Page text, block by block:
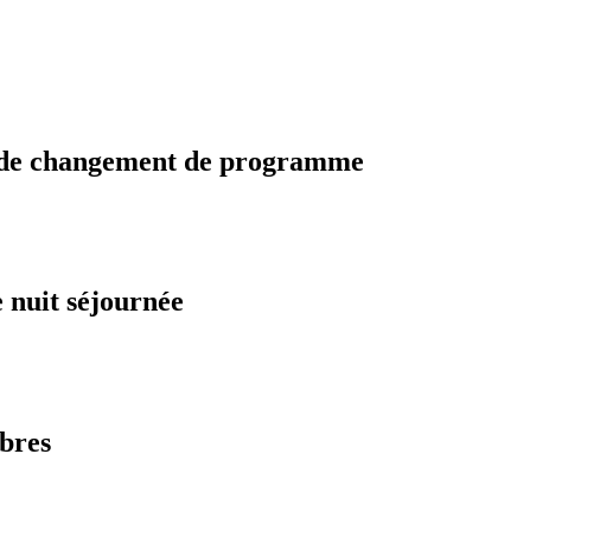
changement de programme
nuit séjournée